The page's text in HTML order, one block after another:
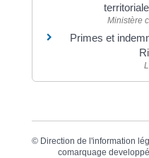
Ministère
Primes et
© Direction de l'information
comarquage